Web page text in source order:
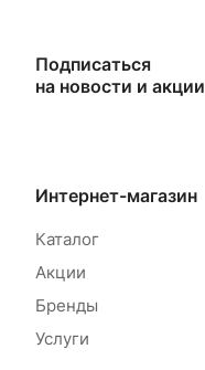
Подписаться
на новости и акции
Интернет-магазин
Каталог
Акции
Бренды
Услуги